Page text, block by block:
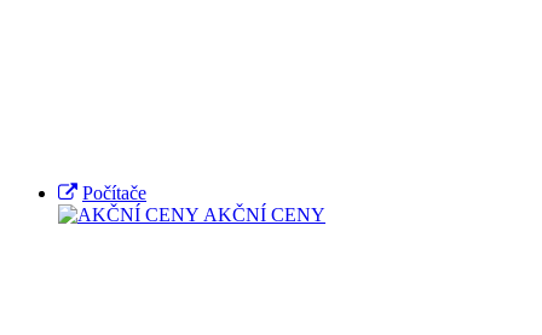
Počítače
AKČNÍ CENY